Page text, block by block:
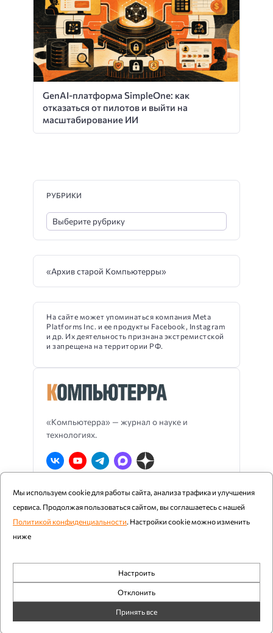
GenAI-платформа SimpleOne: как
отказаться от пилотов и выйти на
масштабирование ИИ
«Компьютерра» — журнал о науке и
технологиях.
О Компьютерре Блог издания
RSS
Реклама
Политика конфиденциальности
РУБРИКИ
«Архив старой Компьютерры»
На сайте может упоминаться компания Meta
Platforms Inc. и ее продукты Facebook, Instagram
и др. Их деятельность признана экстремистской
и запрещена на территории РФ.
Компьютерра ©1997 - 2026
При цитировании и использовании любых материалов
ссылка на «Компьютерру» обязательна. Возрастное
ограничение: 12+.
Мы используем cookie для работы сайта, анализа трафика и улучшения
сервиса. Продолжая пользоваться сайтом, вы соглашаетесь с нашей
Политикой конфиденциальности. Настройки cookie можно изменить
ниже
Обязательные
Настроить
Отклонить
Принять все